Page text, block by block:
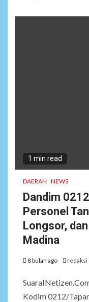
1 min read
DAERAH NEWS
Dandim
Personel
Longsor,
Madina
8 bulan ago redaksi
Kodim 0212/